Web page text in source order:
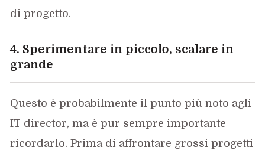
di progetto.
4. Sperimentare in piccolo, scalare in
grande
Questo è probabilmente il punto più noto agli
IT director, ma è pur sempre importante
ricordarlo. Prima di affrontare grossi progetti